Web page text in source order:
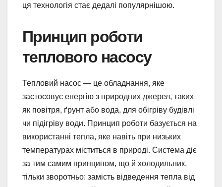
ця технологія стає дедалі популярнішою.
Принцип роботи
теплового насосу
Тепловий насос — це обладнання, яке
застосовує енергію з природних джерел, таких
як повітря, ґрунт або вода, для обігріву будівлі
чи підігріву води. Принцип роботи базується на
використанні тепла, яке навіть при низьких
температурах міститься в природі. Система діє
за тим самим принципом, що й холодильник,
тільки зворотньо: замість відведення тепла від